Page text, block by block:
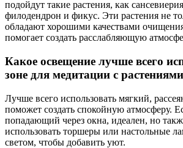
подойдут такие растения, как
филодендрон и фикус. Эти растения не
обладают хорошими качествами
помогает создать расслабляющую
Какое освещение лучше всего
зоне для медитации с
Лучше всего использовать мягкий,
поможет создать спокойную атмосферу.
попадающий через окна, идеален, но
использовать торшеры или настольные
светом, чтобы добавить уют.